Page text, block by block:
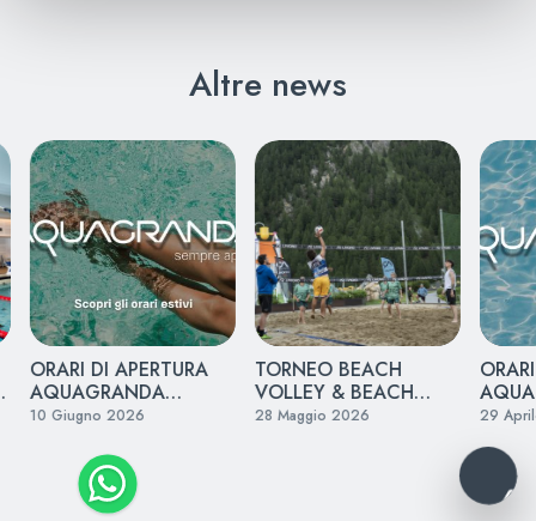
Altre news
ORARI DI APERTURA
AQUAGRANDA
ESTATE 2026
10 Giugno 2026
TORNEO BEACH
VOLLEY & BEACH
TENNIS 2026
28 Maggio 2026 29